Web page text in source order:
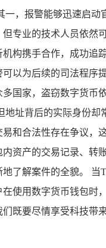
，报警能够迅速启
专业的技术人员依
构携手合作，成功
以为后续的司法程
国家，盗窃数字货币
址背后的实际身份却
和合法性存在争议，
资产的交易记录、
了解案件的全貌。
使用数字货币钱包时
既要尽情享受科技带